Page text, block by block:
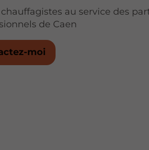
au service des
de Caen
moi